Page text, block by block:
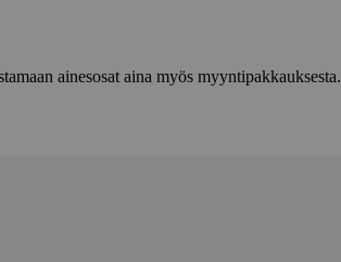
ainesosat aina myös myyntipakkauksesta.